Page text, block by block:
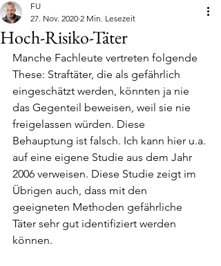
Hoch-Risiko-Täter
FU
27. Nov. 2020 2 Min. Lesezeit
Manche Fachleute vertreten folgende
These: Straftäter, die als gefährlich
eingeschätzt werden, könnten ja nie
das Gegenteil beweisen, weil sie nie
freigelassen würden. Diese
Behauptung ist falsch. Ich kann hier u.a.
auf eine eigene Studie aus dem Jahr
2006 verweisen. Diese Studie zeigt im
Übrigen auch, dass mit den
geeigneten Methoden gefährliche
Täter sehr gut identifiziert werden
können.